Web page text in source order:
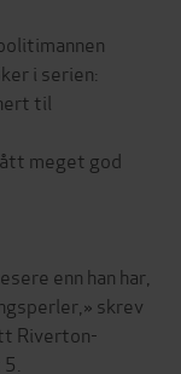
i serien:
til
meget god
enn han har,
skrev
Riverton-